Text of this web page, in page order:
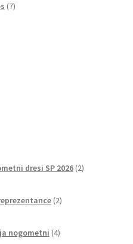
7izdelkov
dresi SP 2026 2izdelka
2izdelka
nogometni 4izdelki